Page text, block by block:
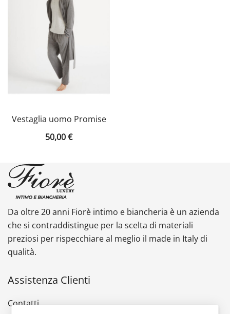
Vestaglia uomo Promise
50,00€
Da oltre 20 anni Fiorè intimo e biancheria è un azienda
che si contraddistingue per la scelta di materiali
preziosi per rispecchiare al meglio il made in Italy di
qualità.
Assistenza Clienti
Contatti